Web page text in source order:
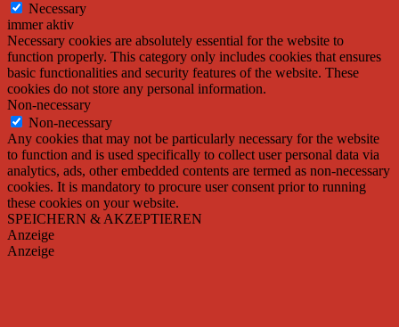
Necessary
immer aktiv
Necessary cookies are absolutely essential for the website to
function properly. This category only includes cookies that ensures
basic functionalities and security features of the website. These
cookies do not store any personal information.
Non-necessary
Non-necessary
Any cookies that may not be particularly necessary for the website
to function and is used specifically to collect user personal data via
analytics, ads, other embedded contents are termed as non-necessary
cookies. It is mandatory to procure user consent prior to running
these cookies on your website.
SPEICHERN & AKZEPTIEREN
Anzeige
Anzeige